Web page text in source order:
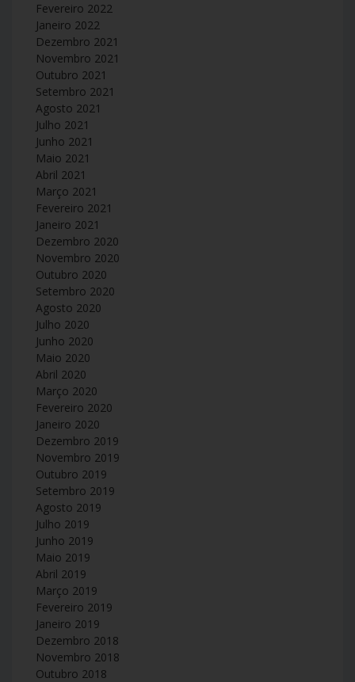
Fevereiro 2022
Janeiro 2022
Dezembro 2021
Novembro 2021
Outubro 2021
Setembro 2021
Agosto 2021
Julho 2021
Junho 2021
Maio 2021
Abril 2021
Março 2021
Fevereiro 2021
Janeiro 2021
Dezembro 2020
Novembro 2020
Outubro 2020
Setembro 2020
Agosto 2020
Julho 2020
Junho 2020
Maio 2020
Abril 2020
Março 2020
Fevereiro 2020
Janeiro 2020
Dezembro 2019
Novembro 2019
Outubro 2019
Setembro 2019
Agosto 2019
Julho 2019
Junho 2019
Maio 2019
Abril 2019
Março 2019
Fevereiro 2019
Janeiro 2019
Dezembro 2018
Novembro 2018
Outubro 2018